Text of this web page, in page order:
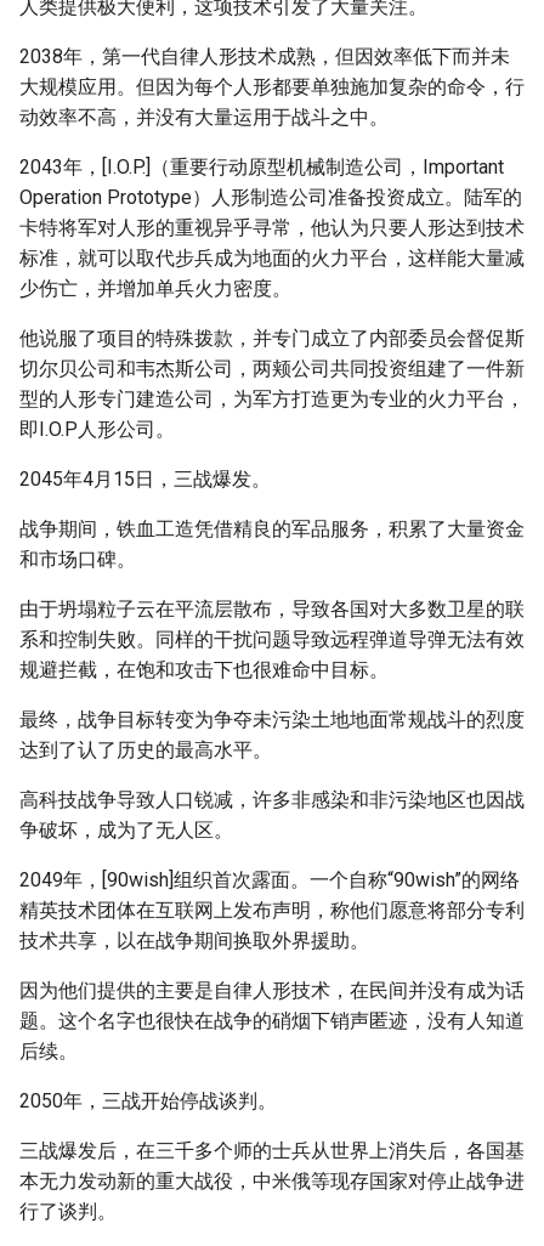
人类提供极大便利，这项技术引发了大量关注。
2038年，第一代自律人形技术成熟，但因效率低下而并未
大规模应用。但因为每个人形都要单独施加复杂的命令，行
动效率不高，并没有大量运用于战斗之中。
2043年，[I.O.P.]（重要行动原型机械制造公司，Important
Operation Prototype）人形制造公司准备投资成立。陆军的
卡特将军对人形的重视异乎寻常，他认为只要人形达到技术
标准，就可以取代步兵成为地面的火力平台，这样能大量减
少伤亡，并增加单兵火力密度。
他说服了项目的特殊拨款，并专门成立了内部委员会督促斯
切尔贝公司和韦杰斯公司，两颊公司共同投资组建了一件新
型的人形专门建造公司，为军方打造更为专业的火力平台，
即I.O.P人形公司。
2045年4月15日，三战爆发。
战争期间，铁血工造凭借精良的军品服务，积累了大量资金
和市场口碑。
由于坍塌粒子云在平流层散布，导致各国对大多数卫星的联
系和控制失败。同样的干扰问题导致远程弹道导弹无法有效
规避拦截，在饱和攻击下也很难命中目标。
最终，战争目标转变为争夺未污染土地地面常规战斗的烈度
达到了认了历史的最高水平。
高科技战争导致人口锐减，许多非感染和非污染地区也因战
争破坏，成为了无人区。
2049年，[90wish]组织首次露面。一个自称“90wish”的网络
精英技术团体在互联网上发布声明，称他们愿意将部分专利
技术共享，以在战争期间换取外界援助。
因为他们提供的主要是自律人形技术，在民间并没有成为话
题。这个名字也很快在战争的硝烟下销声匿迹，没有人知道
后续。
2050年，三战开始停战谈判。
三战爆发后，在三千多个师的士兵从世界上消失后，各国基
本无力发动新的重大战役，中米俄等现存国家对停止战争进
行了谈判。